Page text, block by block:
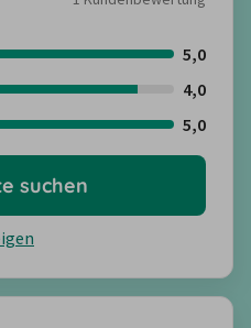
5,0
4,0
5,0
suchen